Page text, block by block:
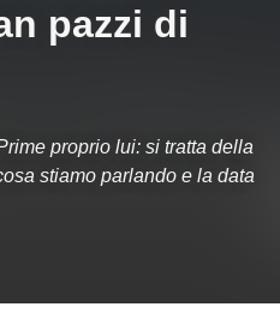
pazzi di
proprio lui: si tratta della
stiamo parlando e la data